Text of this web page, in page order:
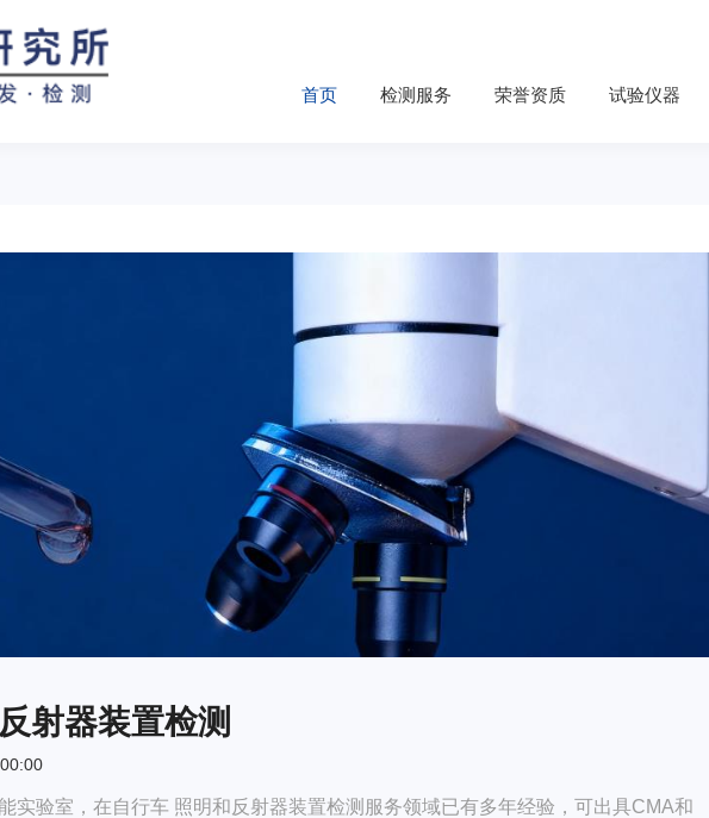
首页 检测服务 荣誉资质 试验仪器
射器装置检测
实验室，在自行车 照明和反射器装置检测服务领域已有多年经验，可出具CMA和